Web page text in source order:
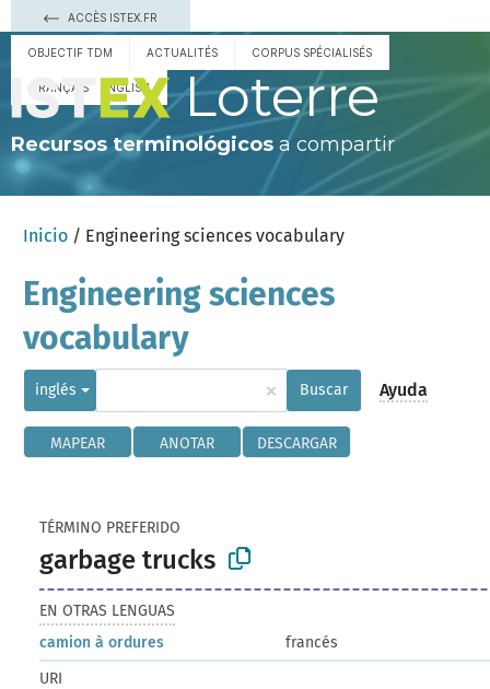
ACCÈS ISTEX.FR
OBJECTIF TDM ACTUALITÉS CORPUS SPÉCIALISÉS
FRANÇAIS ENGLISH Loterre
Recursos terminológicos a compartir
Inicio / Engineering sciences vocabulary
Engineering sciences
vocabulary
inglés × Buscar Ayuda
MAPEAR ANOTAR DESCARGAR
TÉRMINO PREFERIDO
garbage trucks
EN OTRAS LENGUAS
camion à ordures
francés
URI